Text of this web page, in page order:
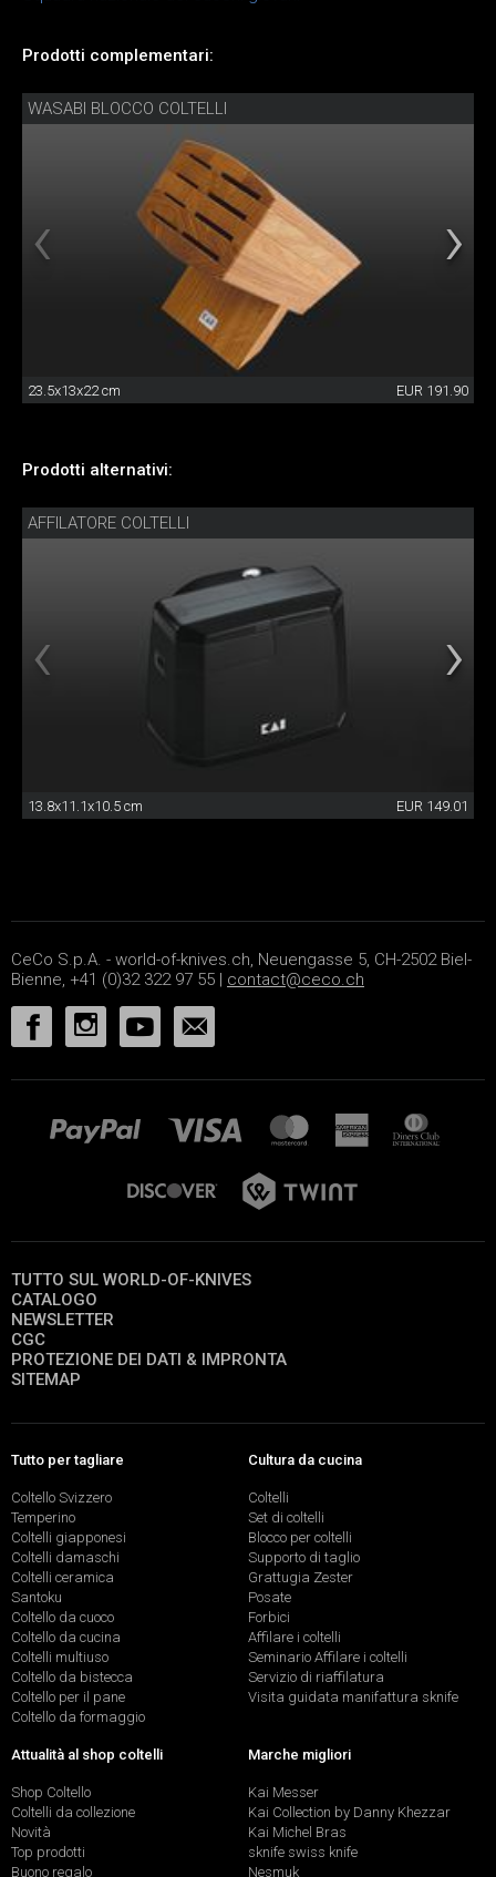
Prodotti complementari:
WASABI BLOCCO COLTELLI
23.5x13x22 cm EUR 191.90
Prodotti alternativi:
AFFILATORE COLTELLI
13.8x11.1x10.5 cm EUR 149.01
CeCo S.p.A. - world-of-knives.ch, Neuengasse 5, CH-2502 Biel-
Bienne, +41 (0)32 322 97 55 | contact@ceco.ch
TUTTO SUL WORLD-OF-KNIVES
CATALOGO
NEWSLETTER
CGC
PROTEZIONE DEI DATI & IMPRONTA
SITEMAP
Tutto per tagliare
Coltello Svizzero
Temperino
Coltelli giapponesi
Coltelli damaschi
Coltelli ceramica
Santoku
Coltello da cuoco
Coltello da cucina
Coltelli multiuso
Coltello da bistecca
Coltello per il pane
Coltello da formaggio
Cultura da cucina
Coltelli
Set di coltelli
Blocco per coltelli
Supporto di taglio
Grattugia Zester
Posate
Forbici
Affilare i coltelli
Seminario Affilare i coltelli
Servizio di riaffilatura
Visita guidata manifattura sknife
Attualità al shop coltelli
Shop Coltello
Coltelli da collezione
Novità
Top prodotti
Buono regalo
Marche migliori
Kai Messer
Kai Collection by Danny Khezzar
Kai Michel Bras
sknife swiss knife
Nesmuk